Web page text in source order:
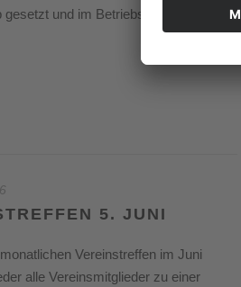
gesetzt und im Betriebshof Weitmar...
5. JUNI
Vereinstreffen im Juni
alle Vereinsmitglieder zu einer